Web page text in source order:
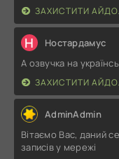
ЗАХИСТИТИ
Н Ностардамус
А озвучка на
ЗАХИСТИТИ
AdminAdmin
Вітаємо Вас, даний
записів у мережі